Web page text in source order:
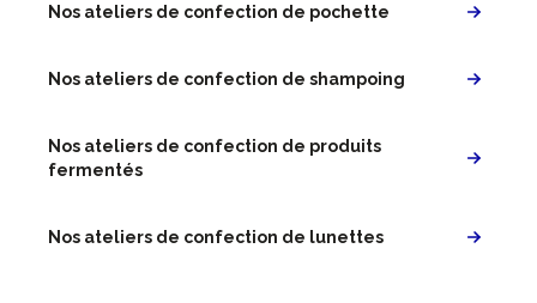
Nos ateliers de confection de pochette
Nos ateliers de confection de shampoing
Nos ateliers de confection de produits
fermentés
Nos ateliers de confection de lunettes